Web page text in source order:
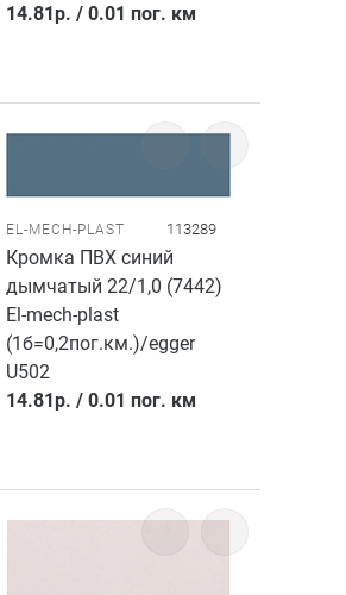
14.81р. /0.01 пог. км
EL-MECH-PLAST 113289
Кромка ПВХ синий
дымчатый 22/1,0 (7442)
El-mech-plast
(1б=0,2пог.км.)/egger
U502
14.81р. /0.01 пог. км